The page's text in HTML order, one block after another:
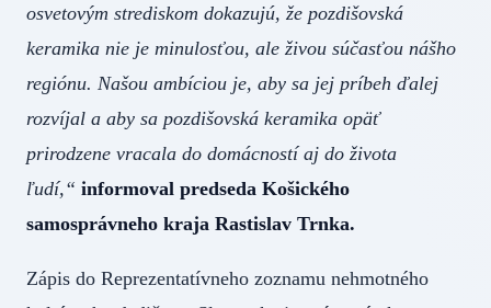
osvetovým strediskom dokazujú, že pozdišovská
keramika nie je minulosťou, ale živou súčasťou nášho
regiónu. Našou ambíciou je, aby sa jej príbeh ďalej
rozvíjal a aby sa pozdišovská keramika opäť
prirodzene vracala do domácností aj do života
ľudí,“ informoval predseda Košického
samosprávneho kraja Rastislav Trnka.
Zápis do Reprezentatívneho zoznamu nehmotného